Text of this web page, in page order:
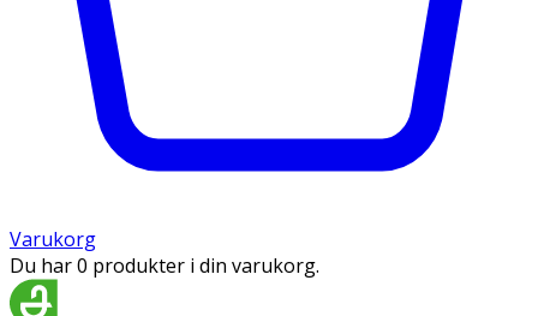
Varukorg
Du har 0 produkter i din varukorg.